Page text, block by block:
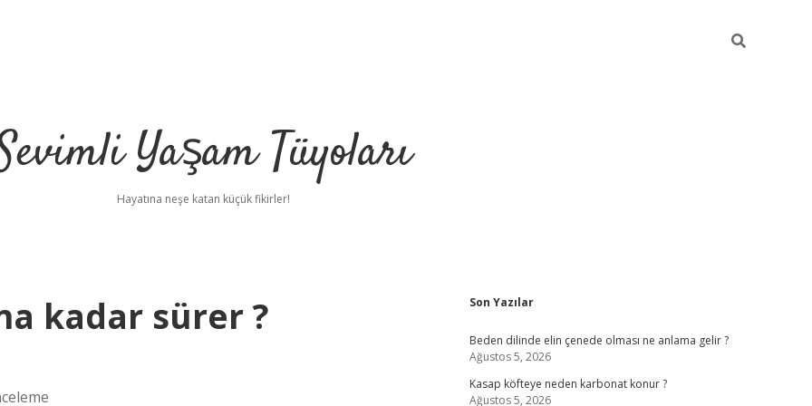
Yaşam Tüyoları
Hayatına neşe katan küçük fikirler!
kadar sürer ? Sidebar
Son Yazılar
Beden dilinde elin çenede olması ne anlama gelir ?
Ağustos 5, 2026
Kasap köfteye neden karbonat konur ?
Ağustos 5, 2026